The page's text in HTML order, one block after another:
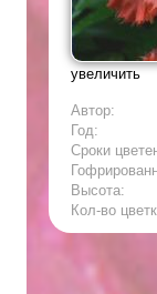
увеличить
Автор:
Год:
Сроки
Высота:
Кол-во